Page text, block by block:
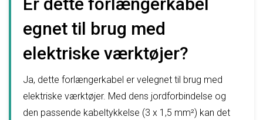
egnet til brug med
elektriske værktøjer?
Ja, dette forlængerkabel er velegnet til brug med
elektriske værktøjer. Med dens jordforbindelse og
den passende kabeltykkelse (3 x 1,5 mm²) kan det